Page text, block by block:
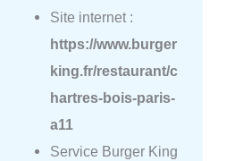
Site internet :
https://www.burger
king.fr/restaurant/c
hartres-bois-paris-
a11
Service Burger King